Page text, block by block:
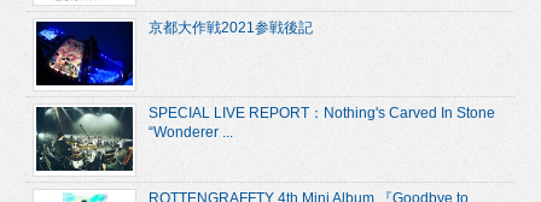
京都大作戦2021参戦後記
SPECIAL LIVE REPORT：Nothing's Carved In Stone
“Wonderer ...
ROTTENGRAFFTY 4th Mini Album 『Goodbye to